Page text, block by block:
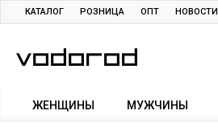
КАТАЛОГ РОЗНИЦА ОПТ НОВОСТИ
ЖЕНЩИНЫ МУЖЧИНЫ